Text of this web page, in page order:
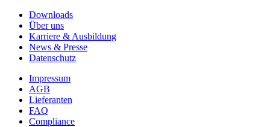
Downloads
Über uns
Karriere & Ausbildung
News & Presse
Datenschutz
Impressum
AGB
Lieferanten
FAQ
Compliance